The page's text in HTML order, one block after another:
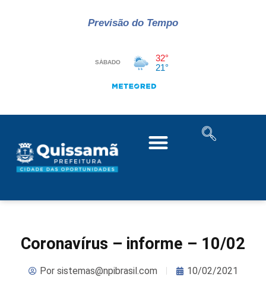
Previsão do Tempo
Coronavírus – informe – 10/02
Porsistemas@npibrasil.com 10/02/2021